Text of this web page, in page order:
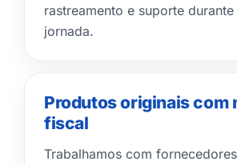
rastreamento e suporte durante
jornada.
Produtos originais com
fiscal
Trabalhamos com fornecedores